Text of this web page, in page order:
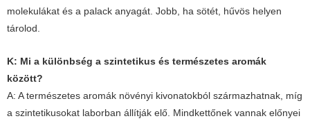
molekulákat és a palack anyagát. Jobb, ha sötét, hűvös helyen
tárolod.
K: Mi a különbség a szintetikus és természetes aromák
között?
A: A természetes aromák növényi kivonatokból származhatnak, míg
a szintetikusokat laborban állítják elő. Mindkettőnek vannak előnyei